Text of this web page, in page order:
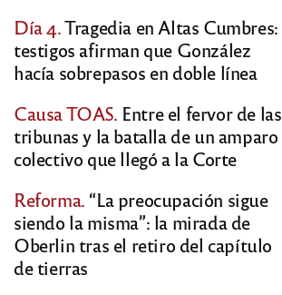
Día 4.Tragedia en Altas Cumbres:
testigos afirman que González
hacía sobrepasos en doble línea
Causa TOAS. Entre el fervor de las
tribunas y la batalla de un amparo
colectivo que llegó a la Corte
Reforma. “La preocupación sigue
siendo la misma”: la mirada de
Oberlin tras el retiro del capítulo
de tierras